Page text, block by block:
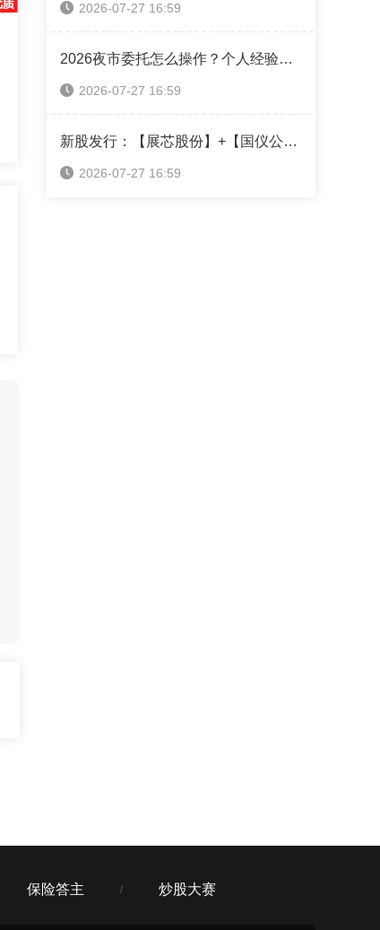
2026-07-27 16:59
2026夜市委托怎么操作？个人经验攻略全分享
2026-07-27 16:59
新股发行：【展芯股份】+【国仪公司】+【超纯应材】本周可申购！（附打新神器）
2026-07-27 16:59
保险答主 / 炒股大赛